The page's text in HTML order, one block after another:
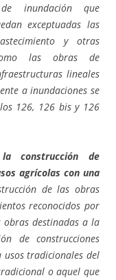
inundación que
exceptuadas las
y otras
las obras de
lineales
a inundaciones se
126, 126 bis y 126
construcción de
agrícolas con una
de las obras
reconocidos por
obras destinadas a la
de construcciones
usos tradicionales del
o aquel que